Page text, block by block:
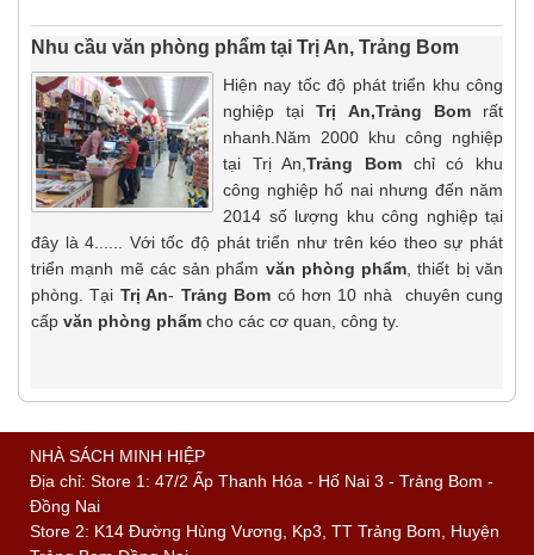
Nhu cầu văn phòng phẩm tại Trị An, Trảng Bom
Hiện nay tốc độ phát triển khu công
nghiệp tạiTrị An,Trảng Bomrất
nhanh.Năm 2000 khu công nghiệp
tại Trị An,Trảng Bom chỉ có khu
công nghiệp hố nai nhưng đến năm
2014 số lượng khu công nghiệp tại
đây là 4...... Với tốc độ phát triển như trên kéo theo sự phát
triển mạnh mẽ các sản phẩm văn phòng phẩm, thiết bị văn
phòng. Tại Trị An- Trảng Bom có hơn 10 nhà chuyên cung
cấp văn phòng phẩm cho các cơ quan, công ty.
NHÀ SÁCH MINH HIỆP
Địa chỉ: Store 1: 47/2 Ấp Thanh Hóa - Hố Nai 3 - Trảng Bom -
Đồng Nai
Store 2: K14 Đường Hùng Vương, Kp3, TT Trảng Bom, Huyện